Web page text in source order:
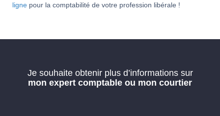
ligne pour la comptabilité de votre profession libérale !
Je souhaite obtenir plus d’informations sur
mon expert comptable ou mon courtier